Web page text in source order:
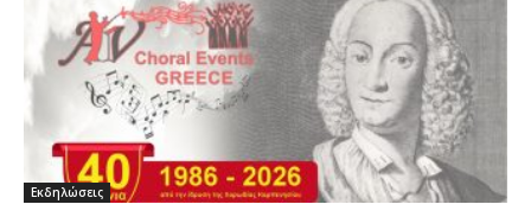
Εκδηλώσεις